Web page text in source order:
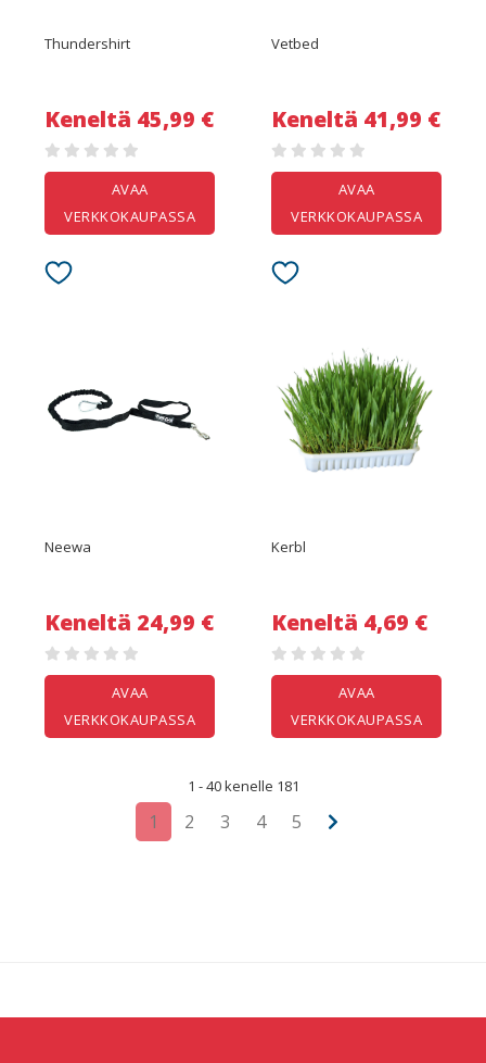
Thundershirt
Keneltä 45,99 €
AVAA
VERKKOKAUPASSA
Vetbed
Keneltä 41,99 €
AVAA
VERKKOKAUPASSA
Neewa
Keneltä 24,99 €
AVAA
VERKKOKAUPASSA
Kerbl
Keneltä 4,69 €
AVAA
VERKKOKAUPASSA
1 - 40 kenelle 181
1 2 3 4 5